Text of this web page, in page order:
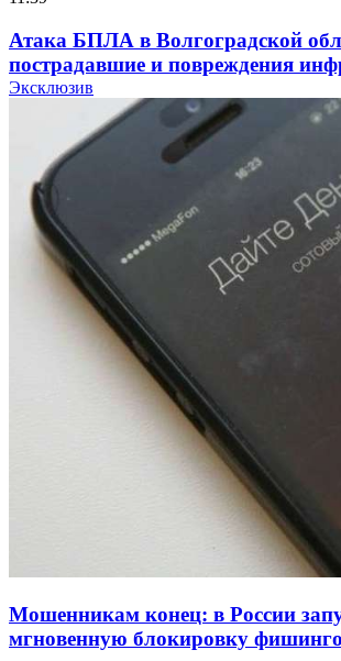
Атака БПЛА в Волгоградской
пострадавшие и повреждения
Волгоградские вузы в топе
рейтинга: ВолгГТУ и ВолгГМУ
для химической отрасли и
18:39
В Красноармейском районе
конкурс на ремонт моста через
судоходный канал
Фестиваль #ТриЧетыре в
11–13 сентября в рамках Года
Эксклюзив
Мошенникам конец: в России
мгновенную блокировку